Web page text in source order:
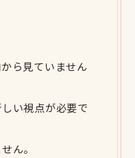
ら見ていません
い視点が必要で
ん。